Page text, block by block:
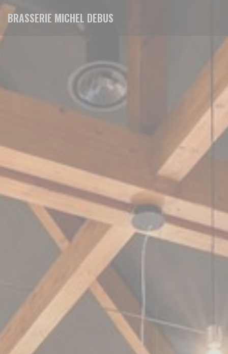
Personnalisation de vos choix en matière de cookies
BRASSERIE MICHEL DEBUS